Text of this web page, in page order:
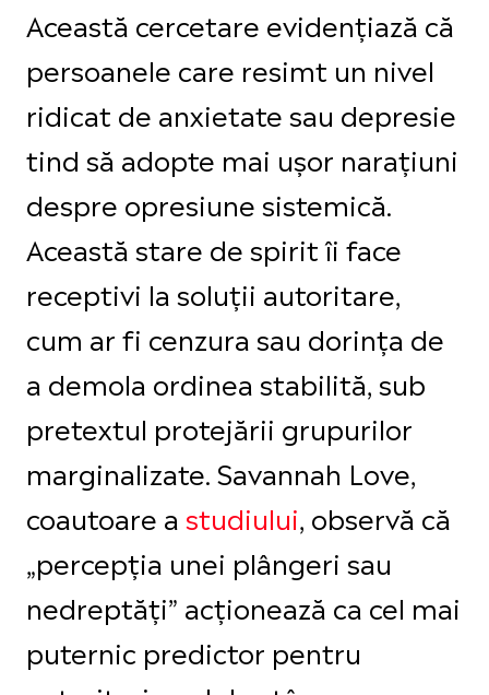
Această cercetare evidențiază că
persoanele care resimt un nivel
ridicat de anxietate sau depresie
tind să adopte mai ușor narațiuni
despre opresiune sistemică.
Această stare de spirit îi face
receptivi la soluții autoritare,
cum ar fi cenzura sau dorința de
a demola ordinea stabilită, sub
pretextul protejării grupurilor
marginalizate. Savannah Love,
coautoare a studiului, observă că
„percepția unei plângeri sau
nedreptăți” acționează ca cel mai
puternic predictor pentru